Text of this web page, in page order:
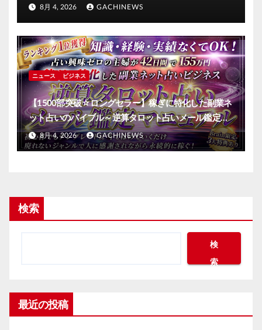
CASTニュース)
8月 4, 2026 GACHINEWS
ニュース ビジネス
【1500部突破☆ロングセラー】稼ぎに特化した副業ネ
ット占いのバイブル～逆算タロット占いメール鑑定マ
ニュアル～
8月 4, 2026 GACHINEWS
検索
検
索
最近の投稿